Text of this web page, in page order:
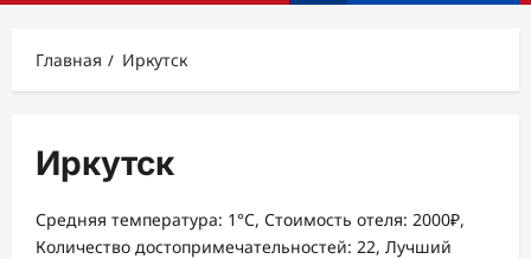
Главная Иркутск
Иркутск
Средняя температура: 1°C, Стоимость отеля: 2000₽,
Количество достопримечательностей: 22, Лучший